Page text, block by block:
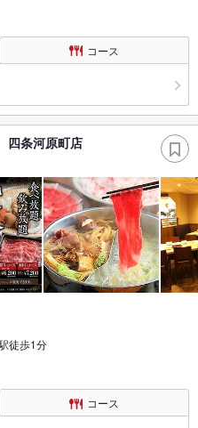
コース
条河原町店
徒歩1分
コース